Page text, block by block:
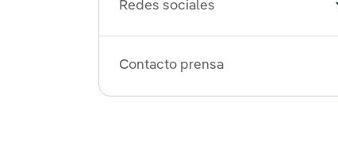
Redes sociales
Contacto prensa